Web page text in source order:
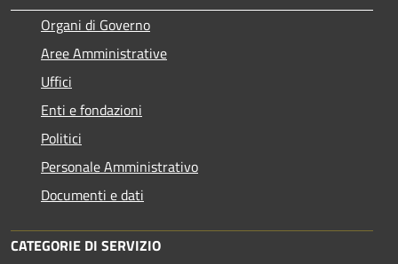
Organi di Governo
Aree Amministrative
Uffici
Enti e fondazioni
Politici
Personale Amministrativo
Documenti e dati
CATEGORIE DI SERVIZIO